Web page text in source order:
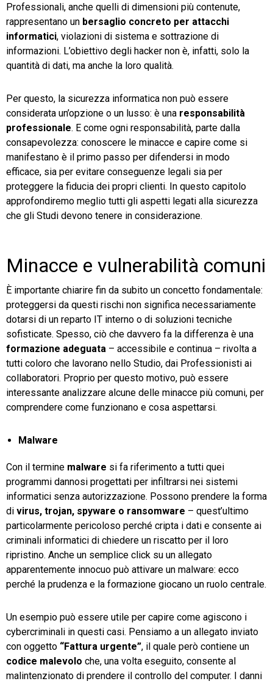
Professionali, anche quelli di dimensioni più contenute,
rappresentano un bersaglio concreto per attacchi
informatici, violazioni di sistema e sottrazione di
informazioni. L’obiettivo degli hacker non è, infatti, solo la
quantità di dati, ma anche la loro qualità.
Per questo, la sicurezza informatica non può essere
considerata un’opzione o un lusso: è una responsabilità
professionale. E come ogni responsabilità, parte dalla
consapevolezza: conoscere le minacce e capire come si
manifestano è il primo passo per difendersi in modo
efficace, sia per evitare conseguenze legali sia per
proteggere la fiducia dei propri clienti. In questo capitolo
approfondiremo meglio tutti gli aspetti legati alla sicurezza
che gli Studi devono tenere in considerazione.
Minacce e vulnerabilità comuni
È importante chiarire fin da subito un concetto fondamentale:
proteggersi da questi rischi non significa necessariamente
dotarsi di un reparto IT interno o di soluzioni tecniche
sofisticate. Spesso, ciò che davvero fa la differenza è una
formazione adeguata – accessibile e continua – rivolta a
tutti coloro che lavorano nello Studio, dai Professionisti ai
collaboratori. Proprio per questo motivo, può essere
interessante analizzare alcune delle minacce più comuni, per
comprendere come funzionano e cosa aspettarsi.
Malware
Con il termine malware si fa riferimento a tutti quei
programmi dannosi progettati per infiltrarsi nei sistemi
informatici senza autorizzazione. Possono prendere la forma
di virus, trojan, spyware o ransomware – quest’ultimo
particolarmente pericoloso perché cripta i dati e consente ai
criminali informatici di chiedere un riscatto per il loro
ripristino. Anche un semplice click su un allegato
apparentemente innocuo può attivare un malware: ecco
perché la prudenza e la formazione giocano un ruolo centrale.
Un esempio può essere utile per capire come agiscono i
cybercriminali in questi casi. Pensiamo a un allegato inviato
con oggetto “Fattura urgente”, il quale però contiene un
codice malevolo che, una volta eseguito, consente al
malintenzionato di prendere il controllo del computer. I danni